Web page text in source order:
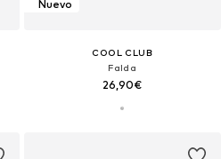
Nuevo
COOL CLUB
Falda
26,90€